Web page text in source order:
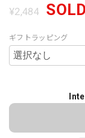
¥2,484
ギフトラッピング